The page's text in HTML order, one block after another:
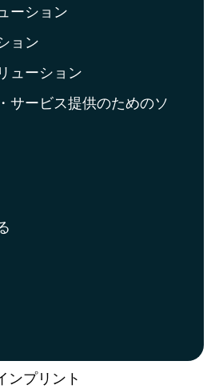
ーション
ョン
ューション
サービス提供のためのソ
ンプリント